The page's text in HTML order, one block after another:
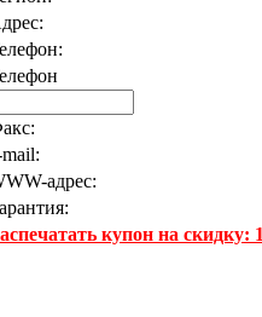
адрес:
купон на скидку: